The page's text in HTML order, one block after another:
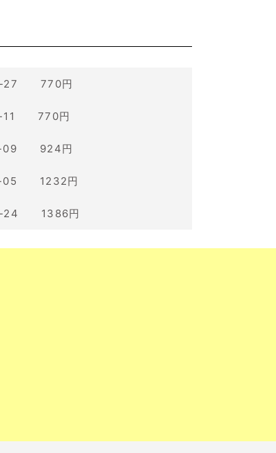
27 770円
11 770円
09 924円
05 1232円
24 1386円